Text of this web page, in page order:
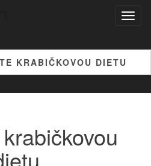
KRABIČKOVOU DIETU